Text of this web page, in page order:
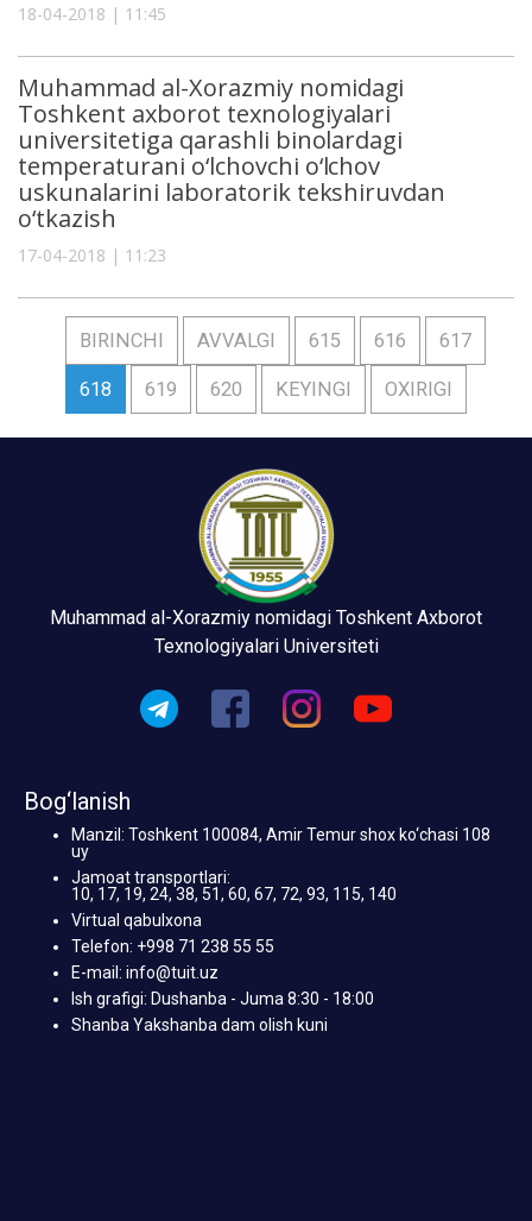
18-04-2018 | 11:45
Muhammad al-Xorazmiy nomidagi
Toshkent axborot texnologiyalari
universitetiga qarashli binolardagi
temperaturani o‘lchovchi o‘lchov
uskunalarini laboratorik tekshiruvdan
o‘tkazish
17-04-2018 | 11:23
BIRINCHI AVVALGI 615 616 617
618 619 620 KEYINGI OXIRIGI
Muhammad al-Xorazmiy nomidagi Toshkent Axborot
Texnologiyalari Universiteti
Bog‘lanish
Manzil: Toshkent 100084, Amir Temur shox ko‘chasi 108
uy
Jamoat transportlari:
10, 17, 19, 24, 38, 51, 60, 67, 72, 93, 115, 140
Virtual qabulxona
Telefon: +998 71 238 55 55
E-mail: info@tuit.uz
Ish grafigi: Dushanba - Juma 8:30 - 18:00
Shanba Yakshanba dam olish kuni